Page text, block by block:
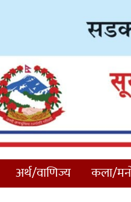
अर्थ/वाणिज्य कला/